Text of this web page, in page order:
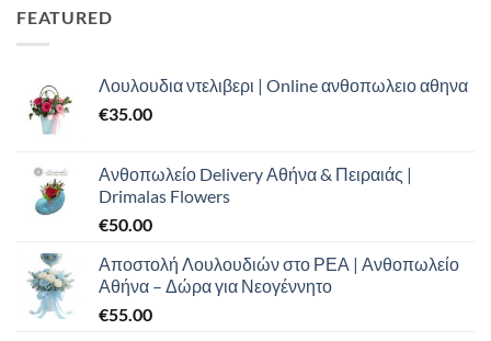
FEATURED
Λουλουδια ντελιβερι | Online ανθοπωλειο αθηνα
€35.00
Ανθοπωλείο Delivery Αθήνα & Πειραιάς |
Drimalas Flowers
€50.00
Αποστολή Λουλουδιών στο ΡΕΑ | Ανθοπωλείο
Αθήνα – Δώρα για Νεογέννητο
€55.00